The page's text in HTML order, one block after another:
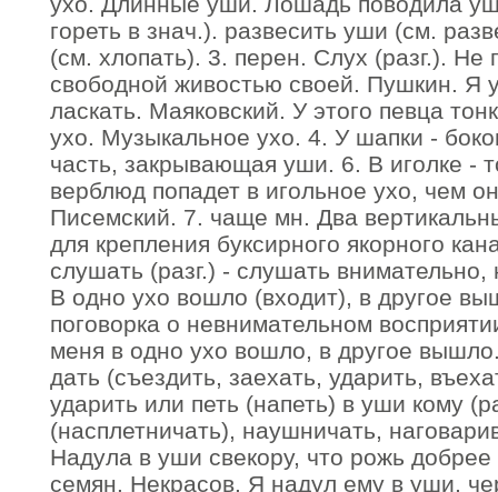
гореть в знач.). развесить уши (см.
(см. хлопать). 3. перен. Слух (разг.). Не
свободной живостью своей. Пушкин. Я
ласкать. Маяковский. У этого певца
ухо. Музыкальное ухо. 4. У шапки -
часть, закрывающая уши. 6. В иголке -
верблюд попадет в игольное ухо, чем
Писемский. 7. чаще мн. Два
для крепления буксирного якорного
слушать (разг.) - слушать внимательно,
В одно ухо вошло (входит), в другое
поговорка о невнимательном
меня в одно ухо вошло, в другое
дать (съездить, заехать, ударить,
ударить или петь (напеть) в уши кому
(насплетничать), наушничать,
Надула в уши свекору, что рожь
семян. Некрасов. Я надул ему в уши,